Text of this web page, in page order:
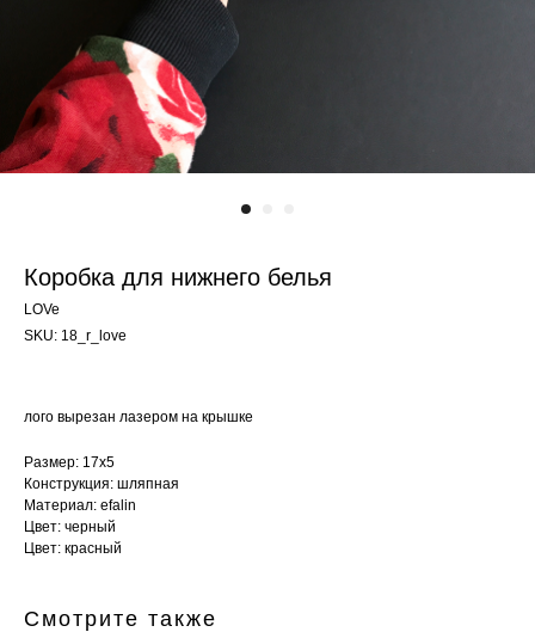
Коробка для нижнего белья
LOVe
SKU: 18_r_love
лого вырезан лазером на крышке
Размер: 17х5
Конструкция: шляпная
Материал: efalin
Цвет: черный
Цвет: красный
Смотрите также